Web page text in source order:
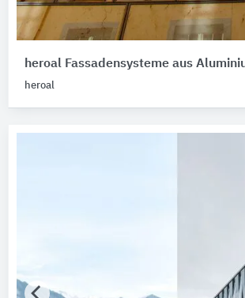
heroal Fassadensysteme aus
heroal